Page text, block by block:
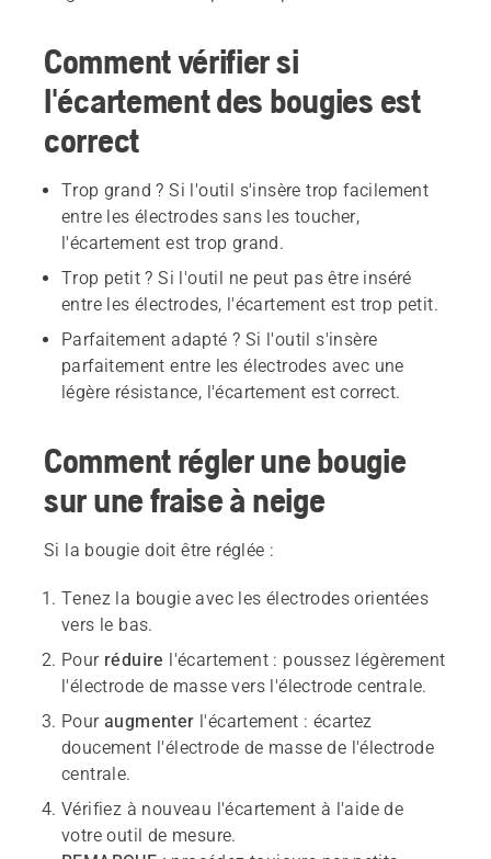
Comment vérifier si
l'écartement des bougies est
correct
Trop grand ? Si l'outil s'insère trop facilement
entre les électrodes sans les toucher,
l'écartement est trop grand.
Trop petit ? Si l'outil ne peut pas être inséré
entre les électrodes, l'écartement est trop petit.
Parfaitement adapté ? Si l'outil s'insère
parfaitement entre les électrodes avec une
légère résistance, l'écartement est correct.
Comment régler une bougie
sur une fraise à neige
Si la bougie doit être réglée :
Tenez la bougie avec les électrodes orientées
vers le bas.
Pour réduire l'écartement : poussez légèrement
l'électrode de masse vers l'électrode centrale.
Pour augmenter l'écartement : écartez
doucement l'électrode de masse de l'électrode
centrale.
Vérifiez à nouveau l'écartement à l'aide de
votre outil de mesure.